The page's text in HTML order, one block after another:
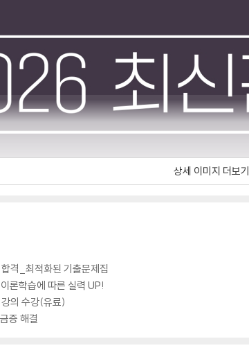
상세 이미지 더보기
격_최적화된 기출문제집
론학습에 따른 실력 UP!
의 수강(유료)
증 해결